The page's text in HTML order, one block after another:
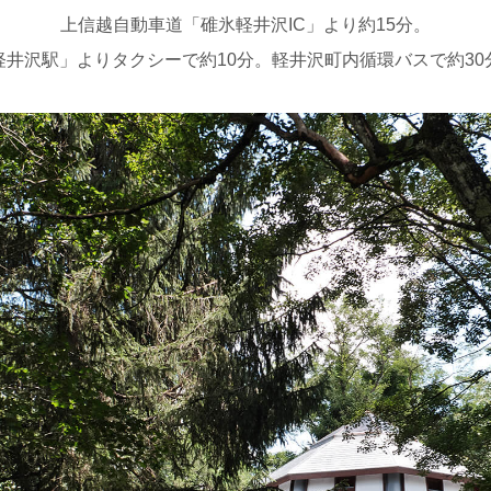
上信越自動車道「碓氷軽井沢IC」より約15分。
井沢駅」よりタクシーで約10分。軽井沢町内循環バスで約30